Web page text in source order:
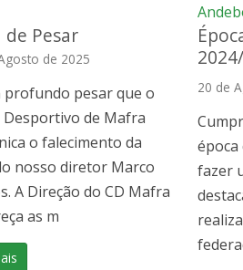
de Pesar
de 2025
profundo pesar que o
Desportivo de Mafra
o falecimento da
nosso diretor Marco
A Direção do CD Mafra
as m
20 de
época
fazer